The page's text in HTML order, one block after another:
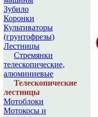
Зубило
Коронки
Культиваторы
(грунтофрезы)
Лестницы
Стремянки
телескопические,
алюминиевые
Телескопические
лестницы
Мотоблоки
Мотокосы и